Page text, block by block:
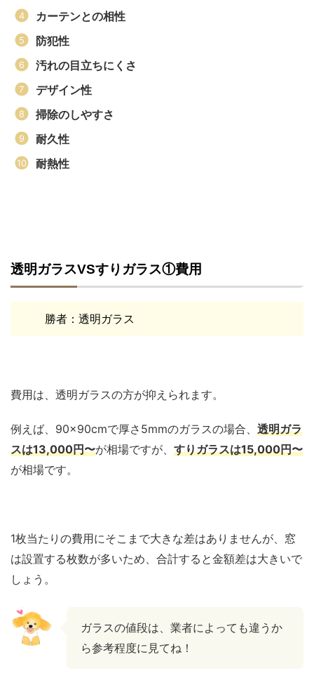
カーテンとの相性
防犯性
汚れの目立ちにくさ
デザイン性
掃除のしやすさ
耐久性
耐熱性
透明ガラスVSすりガラス①費用
勝者：透明ガラス
費用は、透明ガラスの方が抑えられます。
例えば、90×90cmで厚さ5mmのガラスの場合、 透明ガラ
スは13,000円〜が相場ですが、 すりガラスは15,000円〜
が相場です。
1枚当たりの費用にそこまで大きな差はありませんが、窓
は設置する枚数が多いため、合計すると金額差は大きいで
しょう。
ガラスの値段は、業者によっても違うか
ら参考程度に見てね！